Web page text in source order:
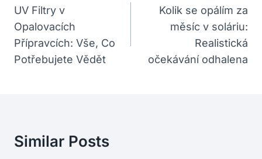
Pro
Příspěvek
UV Filtry v
Opalovacích
Přípravcích: Vše, Co
Potřebujete Vědět
Kolik se opálím za
měsíc v soláriu:
Realistická
očekávání odhalena
Similar Posts